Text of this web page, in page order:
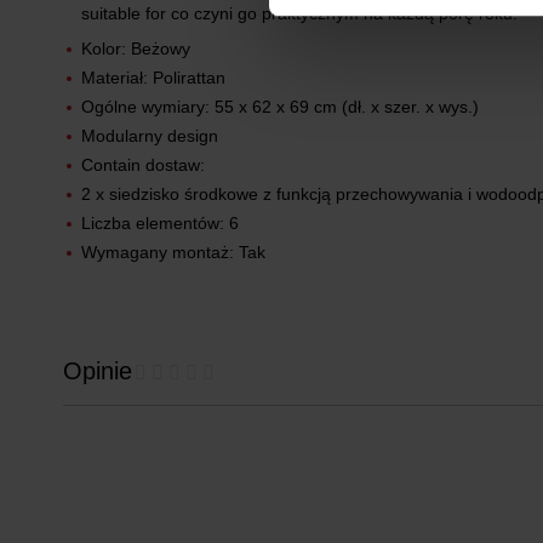
suitable for co czyni go praktycznym na każdą porę roku.
Kolor: Beżowy
Materiał: Polirattan
Ogólne wymiary: 55 x 62 x 69 cm (dł. x szer. x wys.)
Modularny design
Contain dostaw:
2 x siedzisko środkowe z funkcją przechowywania i
Liczba elementów: 6
Wymagany montaż: Tak
Opinie